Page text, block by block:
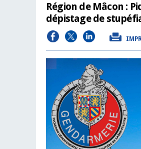
Région de Mâcon :
dépistage de